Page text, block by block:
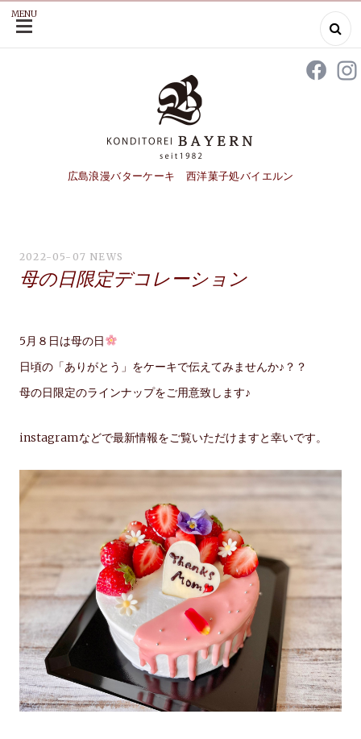
SKIP
CONTENT
広島浪漫バターケーキ 西洋菓子処バイエルン
MENU
2022-05-07 NEWS
母の日限定デコレーション
5月８日は母の日
日頃の「ありがとう」をケーキで伝えてみませんか♪？？
母の日限定のラインナップをご用意致します♪
instagramなどで最新情報をご覧いただけますと幸いです。